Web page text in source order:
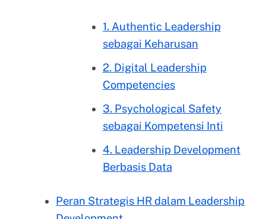
1. Authentic Leadership
sebagai Keharusan
2. Digital Leadership
Competencies
3. Psychological Safety
sebagai Kompetensi Inti
4. Leadership Development
Berbasis Data
Peran Strategis HR dalam Leadership